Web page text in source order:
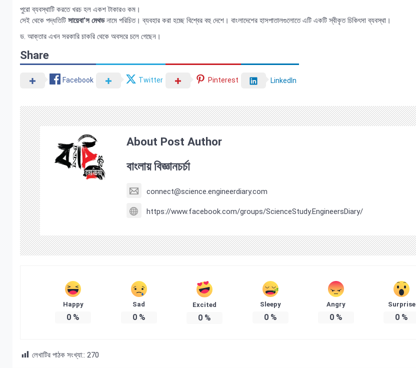
পুরো ব্যবস্থাটি করতে খরচ হল একশ টাকারও কম।
সেই থেকে পদ্ধতিটি সায়েবা’স মেথডনামে পরিচিত। ব্যবহার করা হচ্ছে বিশ্বের বহু দেশে। বাংলাদেশের হাসপাতালগুলোতে এটি একটি স্বীকৃত চিকিৎসা ব্যবস্থা।
ড. আক্তার এখন সরকারি চাকরি থেকে অবসরে চলে গেছেন।
Share
Facebook Twitter Pinterest LinkedIn
About Post Author
বাংলায় বিজ্ঞানচর্চা
connect@science.engineerdiary.com
https://www.facebook.com/groups/ScienceStudy.EngineersDiary/
Happy
0 %
Sad
0%
Excited
0 %
Sleepy
0%
Angry
0%
Surprise
0 %
লেখাটির পাঠক সংখ্যা:: 270